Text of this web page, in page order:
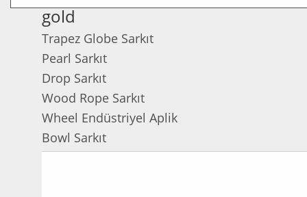
gold
Trapez Globe Sarkıt
Pearl Sarkıt
Drop Sarkıt
Wood Rope Sarkıt
Wheel Endüstriyel Aplik
Bowl Sarkıt